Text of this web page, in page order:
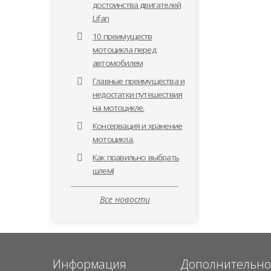
достоинства двигателей
Lifan
10 преимуществ
мотоцикла перед
автомобилем
Главные преимущества и
недостатки путешествия
на мотоцикле.
Консервация и хранение
мотоцикла.
Как правильно выбрать
шлем!
Все новости
Информация Дополнительно